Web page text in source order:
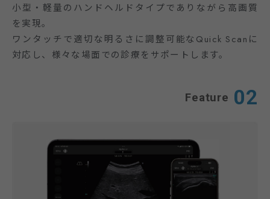
小型・軽量のハンドヘルドタイプでありながら高画質
を実現。
ワンタッチで適切な明るさに調整可能なQuick Scanに
対応し、様々な場面での診療をサポートします。
Feature 02